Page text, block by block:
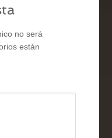
no será
están